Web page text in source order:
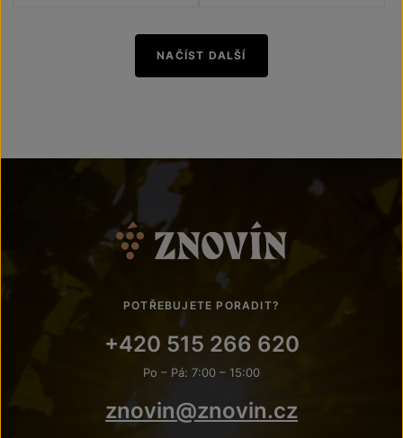
NAČÍST DALŠÍ
POTŘEBUJETE PORADIT?
+420 515 266 620
Po – Pá: 7:00 – 15:00
znovin@znovin.cz